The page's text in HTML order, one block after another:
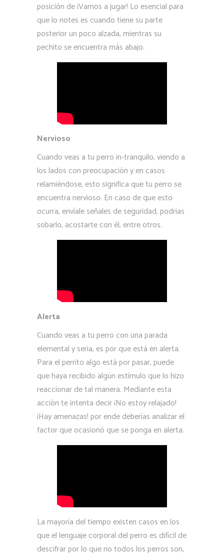
posición de ¡Vamos a jugar! Lo esencial para
que lo notes es cuando tiene su parte
posterior un poco alzada, mientras su
pechito se encuentra más abajo.
Nervioso
Cuando veas a tu perro in-tranquilo, viendo a
los lados con preocupación y en casos
relamiéndose, esto significa que tu perro se
encuentra nervioso. En caso de que esto
ocurra, envíale señales de seguridad, podrías
sobarlo, acostarte con él, entre otros.
Alerta
Cuando veas a tu perro con una parada
elemental y seria, es por que está en alerta.
Para el perrito algo está por pasar, puede
que haya recibido algún estímulo que lo hizo
reaccionar de tal manera. Mediante esta
acción te intenta decir ¡No estoy relajado!
¡Hay amenazas! por ende deberías analizar el
factor que ocasionó que se ponga en alerta.
La mayoría del tiempo existen casos en los
que el lenguaje corporal del perro es difícil de
descifrar por lo que no todos los perros son,